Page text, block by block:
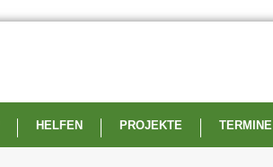
HELFEN PROJEKTE TERMINE